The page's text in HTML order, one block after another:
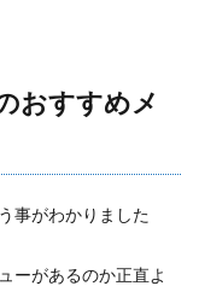
おすすめメ
事がわかりました
ーがあるのか正直よ